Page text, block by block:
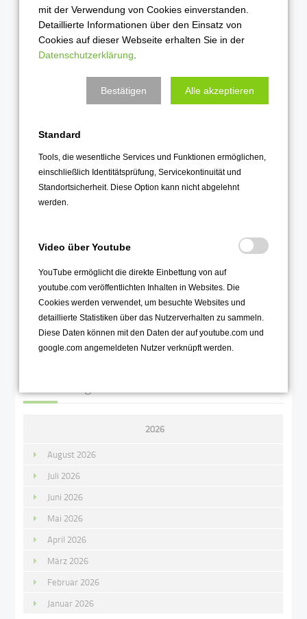
Zurück
2026
August 2026
Juli 2026
Juni 2026
Mai 2026
April 2026
März 2026
Februar 2026
Januar 2026
mit der Verwendung von Cookies einverstanden.
Detaillierte Informationen über den Einsatz von
Cookies auf dieser Webseite erhalten Sie in der
Datenschutzerklärung
Bestätigen Alle akzeptieren
Standard
Tools, die wesentliche Services und Funktionen ermöglichen,
einschließlich Identitätsprüfung, Servicekontinuität und
Standortsicherheit. Diese Option kann nicht abgelehnt
werden.
Video über Youtube
YouTube ermöglicht die direkte Einbettung von auf
youtube.com veröffentlichten Inhalten in Websites. Die
Cookies werden verwendet, um besuchte Websites und
detaillierte Statistiken über das Nutzerverhalten zu sammeln.
Diese Daten können mit den Daten der auf youtube.com und
google.com angemeldeten Nutzer verknüpft werden.